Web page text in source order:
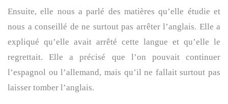
Ensuite, elle nous a parlé des matières qu’elle étudie et
nous a conseillé de ne surtout pas arrêter l’anglais. Elle a
expliqué qu’elle avait arrêté cette langue et qu’elle le
regrettait. Elle a précisé que l’on pouvait continuer
l’espagnol ou l’allemand, mais qu’il ne fallait surtout pas
laisser tomber l’anglais.